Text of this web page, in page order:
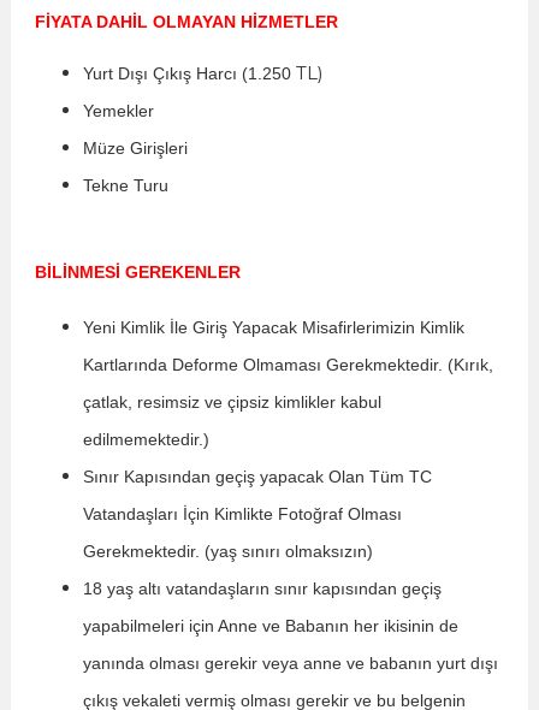
FİYATA DAHİL OLMAYAN HİZMETLER
Yurt Dışı Çıkış Harcı (1.250 TL)
Yemekler
Müze Girişleri
Tekne Turu
BİLİNMESİ GEREKENLER
Yeni Kimlik İle Giriş Yapacak Misafirlerimizin Kimlik
Kartlarında Deforme Olmaması Gerekmektedir. (Kırık,
çatlak, resimsiz ve çipsiz kimlikler kabul
edilmemektedir.)
Sınır Kapısından geçiş yapacak Olan Tüm TC
Vatandaşları İçin Kimlikte Fotoğraf Olması
Gerekmektedir. (yaş sınırı olmaksızın)
18 yaş altı vatandaşların sınır kapısından geçiş
yapabilmeleri için Anne ve Babanın her ikisinin de
yanında olması gerekir veya anne ve babanın yurt dışı
çıkış vekaleti vermiş olması gerekir ve bu belgenin